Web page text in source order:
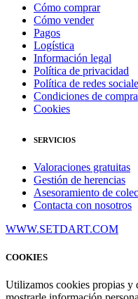
Cómo comprar
Cómo vender
Pagos
Logística
Información legal
Política de privacidad
Política de redes
Condiciones de compra
Cookies
SERVICIOS
Valoraciones gratuitas
Gestión de herencias
Asesoramiento de
Contacta con nosotros
WWW.SETDART.COM
COOKIES
Utilizamos cookies propias y